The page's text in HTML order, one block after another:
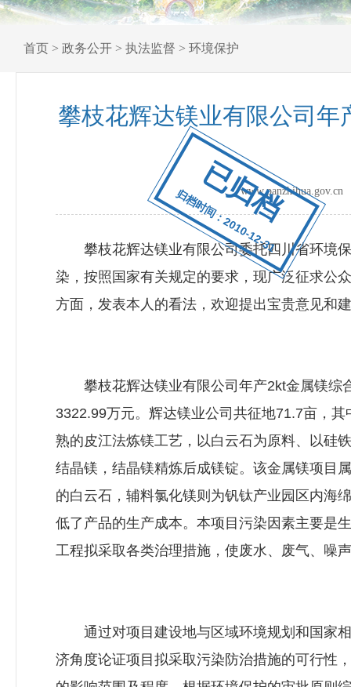
已归档
归档时间：2010-12-31
首页 > 政务公开 > 执法监督 > 环境保护
攀枝花辉达镁业有限公司
攀枝花辉达镁业有限公司委托四川省环境保
染，按照国家有关规定的要求，现广泛征求公
方面，发表本人的看法，欢迎提出宝贵意见和
攀枝花辉达镁业有限公司年产2kt金属镁综
3322.99万元。辉达镁业公司共征地71.7亩，
熟的皮江法炼镁工艺，以白云石为原料、以硅
结晶镁，结晶镁精炼后成镁锭。该金属镁项目
的白云石，辅料氯化镁则为钒钛产业园区内海
低了产品的生产成本。本项目污染因素主要是
工程拟采取各类治理措施，使废水、废气、噪
通过对项目建设地与区域环境规划和国家相
济角度论证项目拟采取污染防治措施的可行性